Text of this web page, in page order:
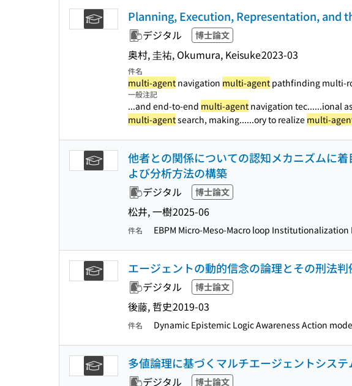
Planning, Execution, Representation, and
デジタル 博士論文
奥村, 圭祐, Okumura, Keisuke2023-03
件名
multi-agent navigation multi-agent pathfinding multi-
一般注記
...and end-to-end multi-agent navigation tec......ional
multi-agentsearch, making......ory to realize multi-
他者との関係についての認知メカニズムに
よび分析方法の構築
デジタル 博士論文
松井, 一樹2025-06
件名 EBPM Micro-Meso-Macro loop
エージェントの動的信念の論理とその刑法
デジタル 博士論文
後藤, 哲史2019-03
件名 Dynamic Epistemic Logic Awareness Action
多値論理に基づくマルチエージェントシステ
デジタル 博士論文